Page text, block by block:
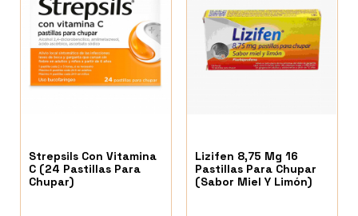
Strepsils Con Vitamina
C (24 Pastillas Para
Chupar)
Lizifen 8,75 Mg 16
Pastillas Para Chupar
(Sabor Miel Y Limón)